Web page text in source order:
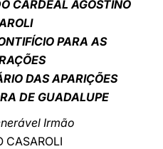
中文
CARDEAL AGOSTINO
PARA AS
DAS APARIÇÕES
DE GUADALUPE
Irmão
CASAROLI